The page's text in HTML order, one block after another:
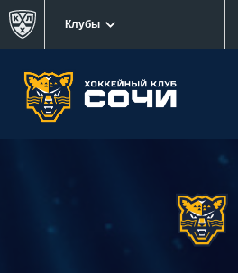
Клубы